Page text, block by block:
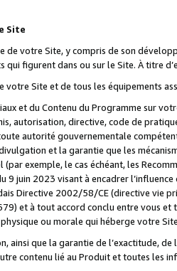
Site
de votre Site, y compris de son
qui figurent dans ou sur le Site. À titre
votre Site et de tous les équipements
et du Contenu du Programme sur
autorisation, directive, code de
autorité gouvernementale
et la garantie que les
exemple, le cas échéant, les
9 juin 2023 visant à encadrer
Directive 2002/58/CE (directive vie
et à tout accord conclu entre vous
ou morale qui héberge votre
ainsi que la garantie de l’exactitude,
contenu lié au Produit et toutes les